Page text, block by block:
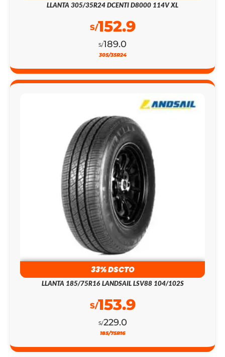
LLANTA 305/35R24 DCENTI D8000 114V XL
S/189.0
S/152.9
305/35R24
33% DSCTO
LLANTA 185/75R16 LANDSAIL LSV88 104/102S
S/229.0
S/153.9
185/75R16